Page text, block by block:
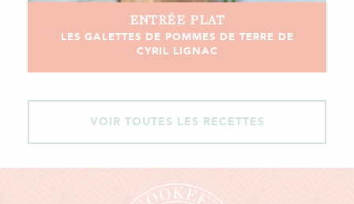
ENTRÉE PLAT
LES GALETTES DE POMMES DE TERRE DE
CYRIL LIGNAC
VOIR TOUTES LES RECETTES